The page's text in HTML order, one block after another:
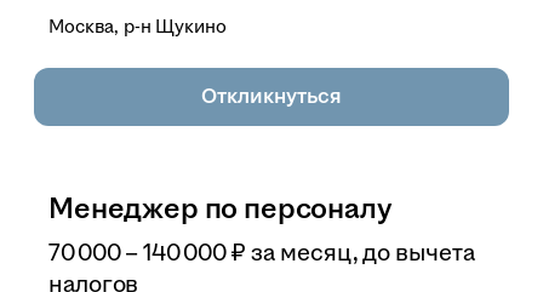
Москва, р-н Щукино
Откликнуться
Менеджер по персоналу
70 000–140 000₽ за месяц,до вычета
налогов